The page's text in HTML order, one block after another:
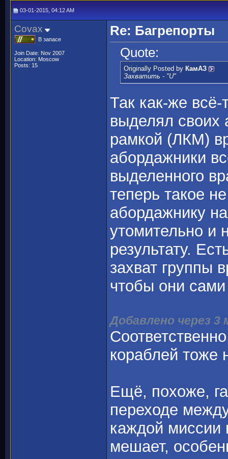
03-01-2015, 04:12 AM
Covax
В запасе
Join Date: Nov 2007
Location: Moscow
Posts: 15
Re: Багрепорты
Quote:
Originally Posted by КамАЗ
Захватить - "U"
Так как-же
выделял своих
рамкой (ЛКМ)
абордажники
выделенного
теперь такое
абордажнику
утомительно и
результату.
захват группы
чтобы они
Добавлено через
кораблей тоже
Ещё, похоже,
переходе
каждой миссии
мешает,